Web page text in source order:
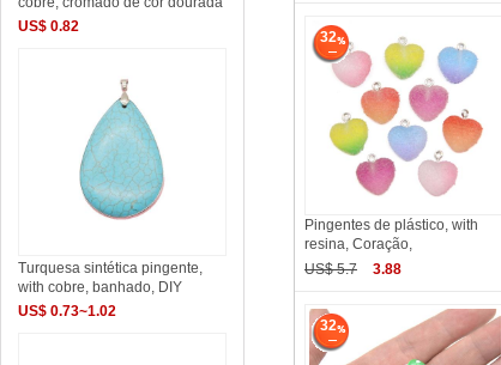
32
Pingentes de plástico, with
resina, Coração,
US$ 5.7
3.88
32
US$ 0.82
Turquesa sintética pingente,
with cobre, banhado, DIY
US$ 0.73~1.02